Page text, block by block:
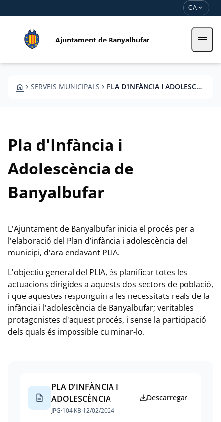
CA expand_more
Ajuntament de Banyalbufar menu
HOME CHEVRON_RIGHT SERVEIS MUNICIPALS CHEVRON_RIGHT PLA D'INFÀNCIA I ADOLESCÈNCIA DE BANYALBUFAR
Pla d'Infància i
Adolescència de
Banyalbufar
L'Ajuntament de Banyalbufar inicia el procés per a
l'elaboració del Plan d’infància i adolescència del
municipi, d'ara endavant PLIA.
L'objectiu general del PLIA, és planificar totes les
actuacions dirigides a aquests dos sectors de població,
i que aquestes responguin a les necessitats reals de la
infància i l'adolescència de Banyalbufar; veritables
protagonistes d'aquest procés, i sense la participació
dels quals és impossible culminar-lo.
description
PLA D'INFÀNCIA I
ADOLESCÈNCIA
JPG·104 KB·12/02/2024
Descarregar